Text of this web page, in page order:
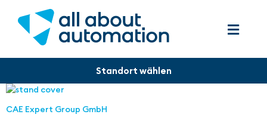
CAE Expert Group GmbH